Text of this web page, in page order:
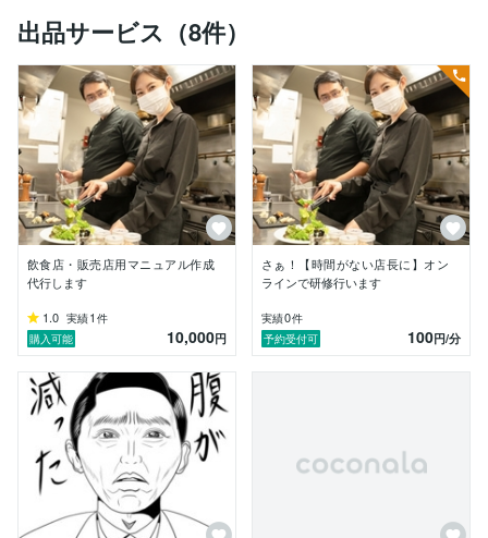
両面からチームを構築していきます。
現場から何をどう組み立てる必要があるか、
戦略を持って戦術を立案いたします。
●個別店長研修
オンラインで短時間且つ、実践的な研修を行います。
営業後の時間を30分だけ、単発研修も継続研修もどち
らでも提供します。
営業後の30分ですぐに課題を解決しませんか？
今までの研修サービスは
日程の調整と時間の確保が大変でした。
オンラインで夜に行うことで
時間の節約と効果の高い研修を提供します。
【過去の実績紹介】
京都の料理専門学校を卒業後、
神戸のレストランにて調理師として勤務。
その後全国チェーン居酒屋2社にて
新店を含む11店舗を経験。
すべての既存店の咋対比101%以上向上し、
最高咋対比140%を記録して1200店舗中のトップ10位に
入る。
2社目ではプリセプター制度(師弟制度)を用いて
離職率の30%改善にも成功した。
出品サービス（8件）
飲食店・販売店用マニュアル作成
代行します
1.0 実績1 件
購入可能
10,000円
さぁ！【時間がない店長に】オン
ラインで研修行います
実績0件
予約受付可
100円/分